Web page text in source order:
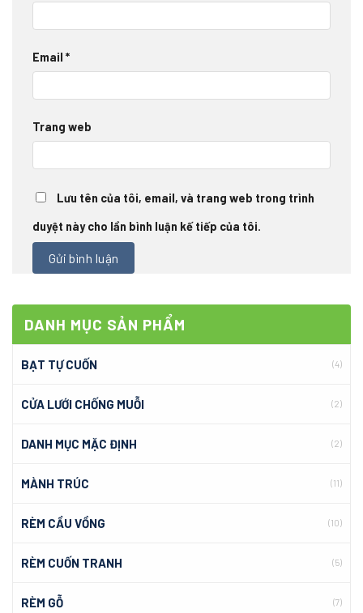
DANH MỤC SẢN PHẨM
BẠT TỰ CUỐN (4)
CỬA LƯỚI CHỐNG MUỖI (2)
DANH MỤC MẶC ĐỊNH (2)
MÀNH TRÚC (11)
RÈM CẦU VỒNG (10)
RÈM CUỐN TRANH (5)
RÈM GỖ (7)
Email *
Trang web
Lưu tên của tôi, email, và trang web trong trình
duyệt này cho lần bình luận kế tiếp của tôi.